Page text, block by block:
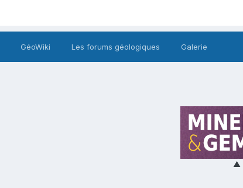
GéoWiki Les forums géologiques Galerie
▲